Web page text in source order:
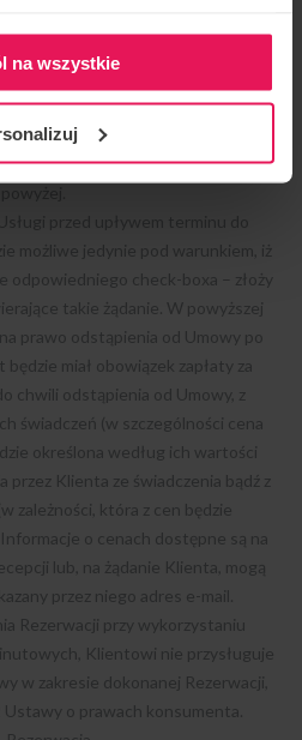
na wszystkie
w ramach Kredytów lub Pakietów
i bez ponoszenia kosztów, w
umowy. Do złożenia oświadczenia
zasady opisane w § 7
możliwe jedynie pod warunkiem, iż
odpowiedniego check-boxa – złoży
takie żądanie. W powyższej
prawo odstąpienia od Umowy po
miał obowiązek zapłaty za
chwili odstąpienia od Umowy, z
świadczeń (w szczególności cena
określona według ich wartości
przez Klienta ze świadczenia bądź z
zależności, która z cen będzie
o cenach dostępne są na
lub, na żądanie Klienta, mogą
przez niego adres e-mail.
Rezerwacji przy wykorzystaniu
Klientowi nie przysługuje
w zakresie dokonanej Rezerwacji,
o prawach konsumenta.